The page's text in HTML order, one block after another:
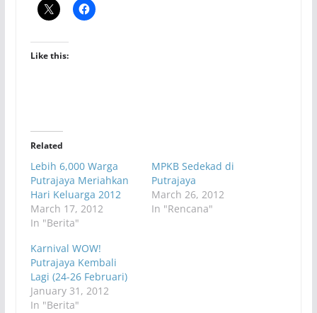
Like this:
Related
Lebih 6,000 Warga
Putrajaya Meriahkan
Hari Keluarga 2012
March 17, 2012
In "Berita"
MPKB Sedekad di
Putrajaya
March 26, 2012
In "Rencana"
Karnival WOW!
Putrajaya Kembali
Lagi (24-26 Februari)
January 31, 2012
In "Berita"